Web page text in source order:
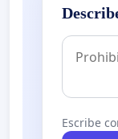
Escribe